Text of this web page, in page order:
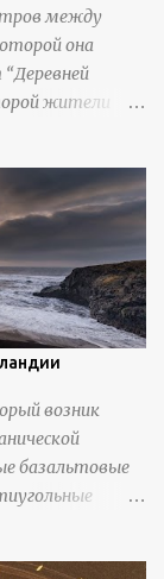
между
она
жители
и
улучшено.
до 4
мигрировали
месте
для
особая
поколений.
возник
базальтовые